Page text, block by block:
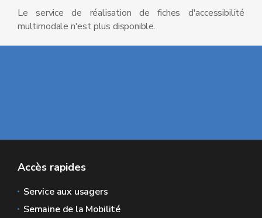
Le service de réalisation de fiches d'accessibilité
multimodale n'est plus disponible.
Accès rapides
Service aux usagers
Semaine de la Mobilité